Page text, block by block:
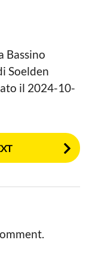
Bassino
Soelden
il 2024-10-